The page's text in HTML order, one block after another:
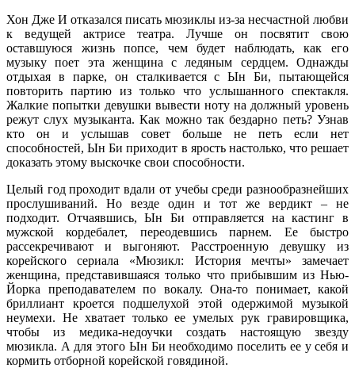
Хон Дже И отказался писать мюзиклы из-за несчастной любви
к ведущей актрисе театра. Лучше он посвятит свою
оставшуюся жизнь попсе, чем будет наблюдать, как его
музыку поет эта женщина с ледяным сердцем. Однажды
отдыхая в парке, он сталкивается с Ын Би, пытающейся
повторить партию из только что услышанного спектакля.
Жалкие попытки девушки вывести ноту на должный уровень
режут слух музыканта. Как можно так бездарно петь? Узнав
кто он и услышав совет больше не петь если нет
способностей, Ын Би приходит в ярость настолько, что решает
доказать этому выскочке свои способности.
Целый год проходит вдали от учебы среди разнообразнейших
прослушиваний. Но везде один и тот же вердикт – не
подходит. Отчаявшись, Ын Би отправляется на кастинг в
мужской кордебалет, переодевшись парнем. Ее быстро
рассекречивают и выгоняют. Расстроенную девушку из
корейского сериала «Мюзикл: История мечты» замечает
женщина, представившаяся только что прибывшим из Нью-
Йорка преподавателем по вокалу. Она-то понимает, какой
бриллиант кроется подшелухой этой одержимой музыкой
неумехи. Не хватает только ее умелых рук гравировщика,
чтобы из медика-недоучки создать настоящую звезду
мюзикла. А для этого Ын Би необходимо поселить ее у себя и
кормить отборной корейской говядиной.